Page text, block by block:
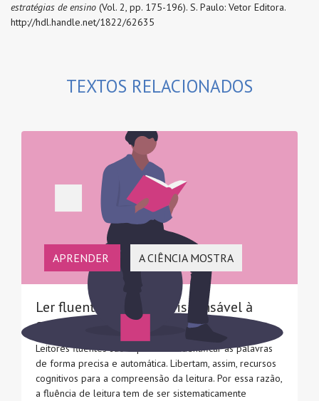
estratégias de ensino (Vol. 2, pp. 175-196). S. Paulo: Vetor Editora.
http://hdl.handle.net/1822/62635
TEXTOS RELACIONADOS
APRENDER A CIÊNCIA MOSTRA
Ler fluentemente é indispensável à
compreensão da leitura
Leitores fluentes são capazes de identificar as palavras
de forma precisa e automática. Libertam, assim, recursos
cognitivos para a compreensão da leitura. Por essa razão,
a fluência de leitura tem de ser sistematicamente